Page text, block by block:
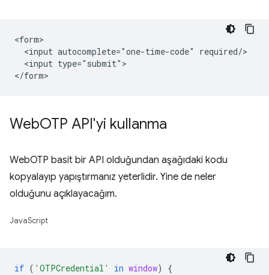
<form>
  <input autocomplete="one-time-code" required/>
  <input type="submit">
WebOTP API'yi kullanma
WebOTP basit bir API olduğundan aşağıdaki kodu
kopyalayıp yapıştırmanız yeterlidir. Yine de neler
olduğunu açıklayacağım.
JavaScript
if ( 'OTPCredential' in window)
{